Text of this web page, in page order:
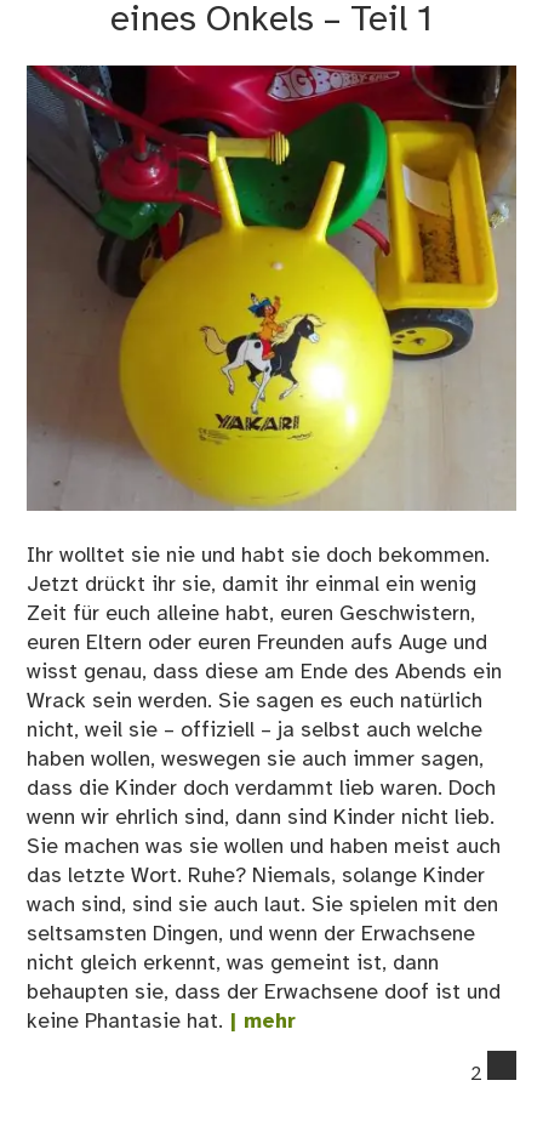
eines Onkels – Teil 1
Ihr wolltet sie nie und habt sie doch bekommen.
Jetzt drückt ihr sie, damit ihr einmal ein wenig
Zeit für euch alleine habt, euren Geschwistern,
euren Eltern oder euren Freunden aufs Auge und
wisst genau, dass diese am Ende des Abends ein
Wrack sein werden. Sie sagen es euch natürlich
nicht, weil sie – offiziell – ja selbst auch welche
haben wollen, weswegen sie auch immer sagen,
dass die Kinder doch verdammt lieb waren. Doch
wenn wir ehrlich sind, dann sind Kinder nicht lieb.
Sie machen was sie wollen und haben meist auch
das letzte Wort. Ruhe? Niemals, solange Kinder
wach sind, sind sie auch laut. Sie spielen mit den
seltsamsten Dingen, und wenn der Erwachsene
nicht gleich erkennt, was gemeint ist, dann
behaupten sie, dass der Erwachsene doof ist und
keine Phantasie hat. | mehr
2